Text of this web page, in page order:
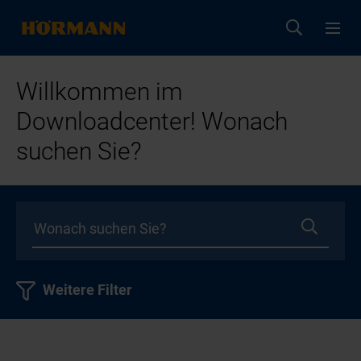
Willkommen im
Downloadcenter! Wonach
suchen Sie?
Weitere Filter